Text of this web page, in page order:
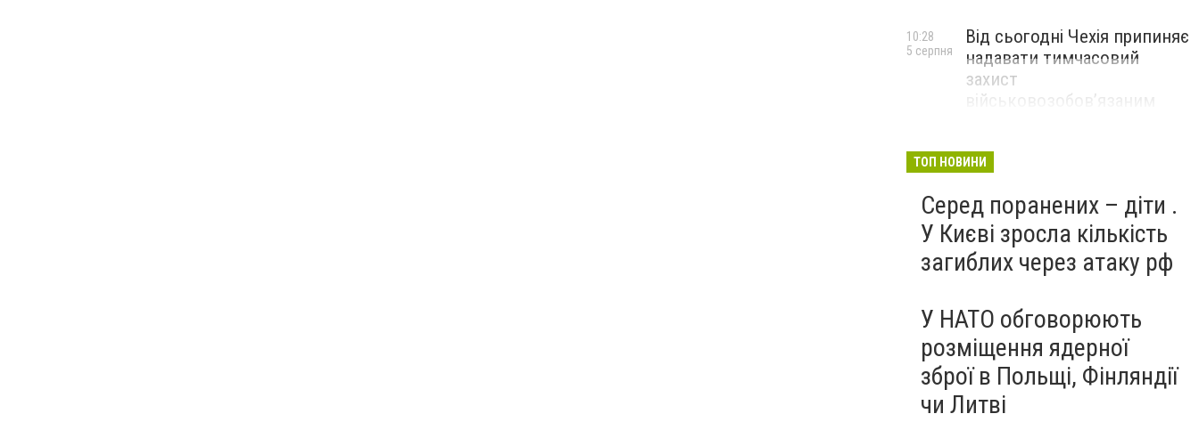
Від сьогодні Чехія припиняє
надавати тимчасовий
захист
військовозобов’язаним
10:28
5 серпня
ТОП НОВИНИ
Серед поранених – діти .
У Києві зросла кількість
загиблих через атаку рф
У НАТО обговорюють
розміщення ядерної
зброї в Польщі, Фінляндії
чи Литві